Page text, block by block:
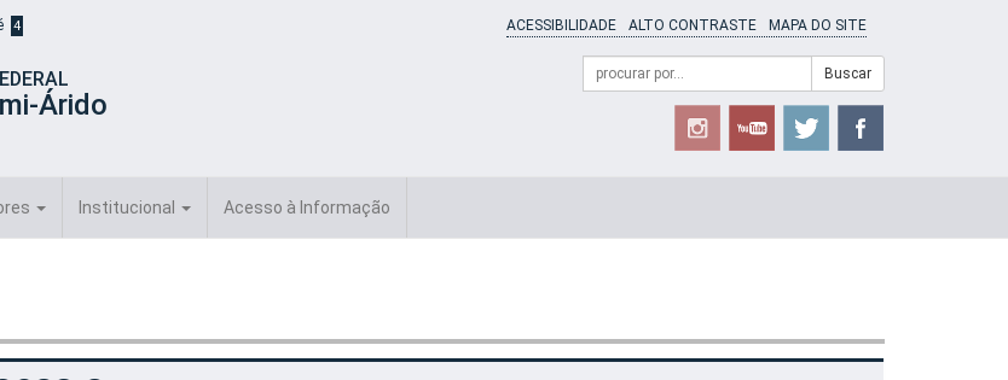
4 ACESSIBILIDADE ALTO CONTRASTE MAPA DO SITE
Árido
Formulário
Campo
de
Buscar
Institucional Acesso à Informação